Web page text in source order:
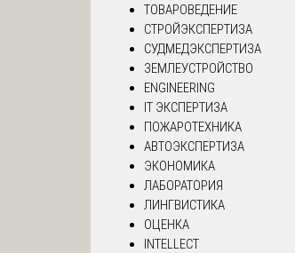
ТОВАРОВЕДЕНИЕ
СТРОЙЭКСПЕРТИЗА
СУДМЕДЭКСПЕРТИЗА
ЗЕМЛЕУСТРОЙСТВО
ENGINEERING
IT ЭКСПЕРТИЗА
ПОЖАРОТЕХНИКА
АВТОЭКСПЕРТИЗА
ЭКОНОМИКА
ЛАБОРАТОРИЯ
ЛИНГВИСТИКА
ОЦЕНКА
INTELLECT